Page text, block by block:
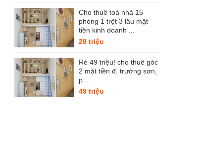
Cho thuê toà nhà 15
phòng 1 trệt 3 lầu mặt
tiền kinh doanh ...
28 triệu
Rẻ 49 triệu! cho thuê góc
2 mặt tiền đ. trường sơn,
p. ...
49 triệu